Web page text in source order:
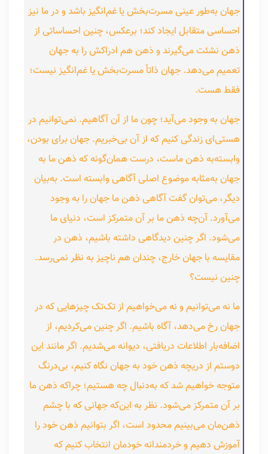
جهان به‌طور عینی مسرت‌بخش یا غم‌انگیز باشد و در ما نیز
احساسی متقابل ایجاد کند؛ برعکس، چنین احساساتی از
ذهن نشئت می‌گیرند و ذهن هم ادراکش را به جهان
تعمیم می‌دهد. جهان ذاتاً مسرت‌بخش یا غم‌انگیز نیست؛
فقط هست.
جهان به وجود می‌آید؛ چون ما از آن آگاهیم. نمی‌توانیم در
هستی‌ای زندگی کنیم که از آن بی‌خبریم. جهان برای بودن،
وابسته‌به ذهن ماست، درست همان‌گونه که ذهن ما به
جهان به‌مثابه موضوع اصلی آگاهی وابسته است. به‌بیان
دیگر، می‌توان گفت آگاهی ذهن ما جهان را به وجود
می‌آورد. آن‌چه ذهن ما بر آن متمرکز است، دنیای ما
می‌شود. اگر چنین دیدگاهی داشته باشیم، ذهن در
مقایسه با جهان خارج، چندان هم ناچیز به نظر نمی‌رسد.
چنین نیست؟
ما نه می‌توانیم و نه می‌خواهیم از تک‌تک چیزهایی که در
جهان رخ می‌دهد، آگاه باشیم. اگر چنین می‌کردیم، از
اضافه‌بار اطلاعات دریافتی، دیوانه می‌شدیم. اگر مانند این
دوستم از دریچه ذهن خود به جهان نگاه کنیم، بی‌درنگ
متوجه خواهیم شد که به‌دنبال چه هستیم؛ چراکه ذهن ما
بر آن متمرکز می‌شود. نظر به این‌که جهانی که با چشم
ذهن‌مان می‌بینیم محدود است، اگر بتوانیم ذهن خود را
آموزش دهیم و خردمندانه خودمان انتخاب کنیم که